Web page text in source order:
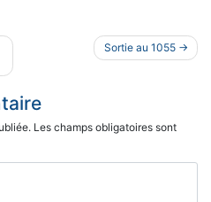
Sortie au 1055
Les champs obligatoires sont